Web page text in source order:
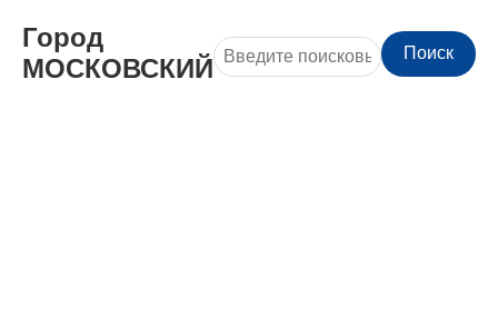
Город
МОСКОВСКИЙ
Поиск